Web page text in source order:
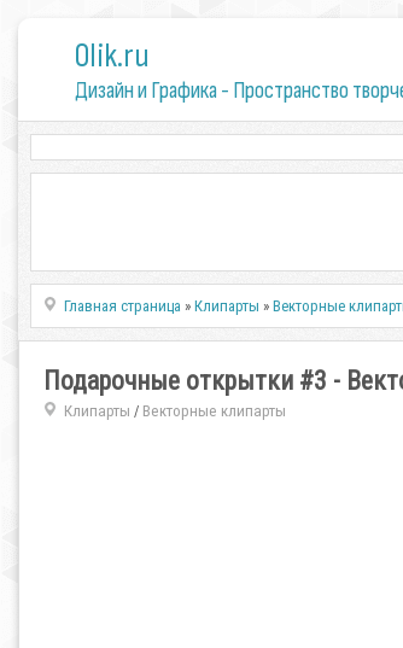
0lik.ru
Дизайн и Графика - Пространство
Главная страница »Клипарты »Векторные
Подарочные открытки #3 -
Клипарты / Векторные клипарты